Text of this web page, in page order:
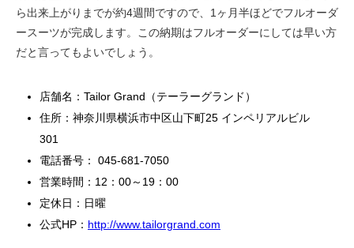
ら出来上がりまでが約4週間ですので、1ヶ月半ほどでフルオーダ
ースーツが完成します。この納期はフルオーダーにしては早い方
だと言ってもよいでしょう。
店舗名：Tailor Grand（テーラーグランド）
住所：神奈川県横浜市中区山下町25 インペリアルビル
301
電話番号： 045-681-7050
営業時間：12：00～19：00
定休日：日曜
公式HP： http://www.tailorgrand.com